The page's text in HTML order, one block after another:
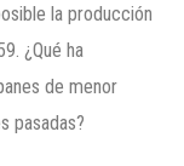
la producción
¿Qué ha
de menor
pasadas?